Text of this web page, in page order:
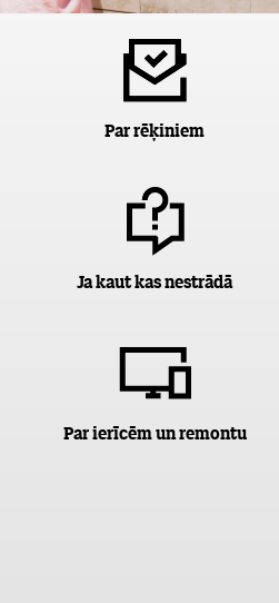
Par rēķiniem
Ja kaut kas nestrādā
Par ierīcēm un remontu